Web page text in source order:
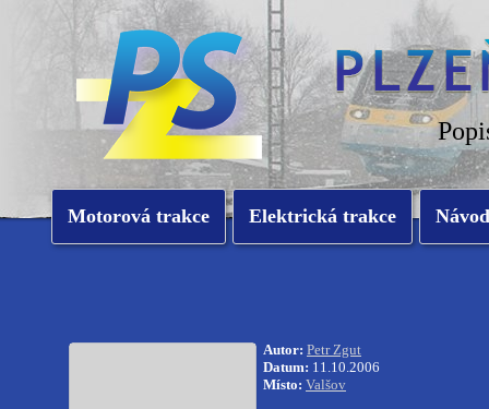
Motorová trakce Elektrická trakce
Autor: Petr Zgut
Datum: 11.10.2006
Místo: Valšov